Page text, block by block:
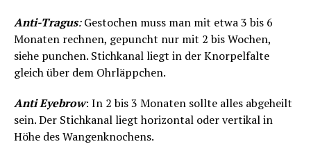
Anti-Tragus:Gestochen muss man mit etwa 3 bis 6
Monaten rechnen, gepuncht nur mit 2 bis Wochen,
siehe punchen. Stichkanal liegt in der Knorpelfalte
gleich über dem Ohrläppchen.
Anti Eyebrow: In 2 bis 3 Monaten sollte alles abgeheilt
sein. Der Stichkanal liegt horizontal oder vertikal in
Höhe des Wangenknochens.